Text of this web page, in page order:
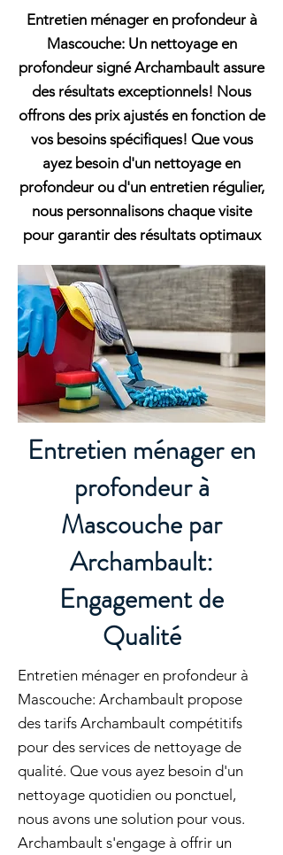
Entretien ménager en profondeur à
Mascouche: Un nettoyage en
profondeur signé Archambault assure
des résultats exceptionnels! Nous
offrons des prix ajustés en fonction de
vos besoins spécifiques! Que vous
ayez besoin d'un nettoyage en
profondeur ou d'un entretien régulier,
nous personnalisons chaque visite
pour garantir des résultats optimaux
Entretien ménager en
profondeur à
Mascouche par
Archambault:
Engagement de
Qualité
Entretien ménager en profondeur à
Mascouche: Archambault propose
des tarifs Archambault compétitifs
pour des services de nettoyage de
qualité. Que vous ayez besoin d'un
nettoyage quotidien ou ponctuel,
nous avons une solution pour vous.
Archambault s'engage à offrir un